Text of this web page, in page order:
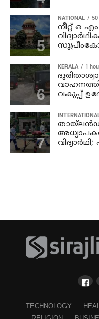
NATIONAL
നീറ്റ് ഒ
KERALA 1
വകുപ്പ്
TECHNOLOGY